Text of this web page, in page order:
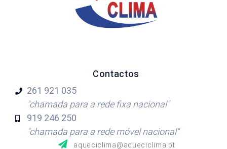
Contactos
261 921 035
"chamada para a rede fixa nacional"
919 246 250
"chamada para a rede móvel nacional"
aqueciclima@aqueciclima.pt